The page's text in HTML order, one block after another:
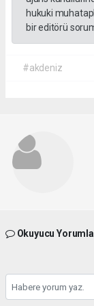
hukuki
bir editörü
#akdeniz
Okuyucu